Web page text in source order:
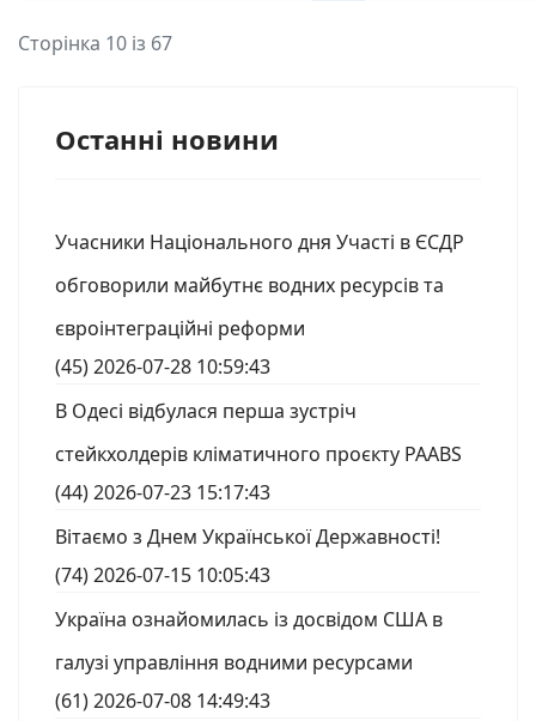
Сторінка 10 із 67
Останні новини
Учасники Національного дня Участі в ЄСДР
обговорили майбутнє водних ресурсів та
євроінтеграційні реформи
(45)2026-07-28 10:59:43
В Одесі відбулася перша зустріч
стейкхолдерів кліматичного проєкту PAABS
(44)2026-07-23 15:17:43
Вітаємо з Днем Української Державності!
(74)2026-07-15 10:05:43
Україна ознайомилась із досвідом США в
галузі управління водними ресурсами
(61)2026-07-08 14:49:43